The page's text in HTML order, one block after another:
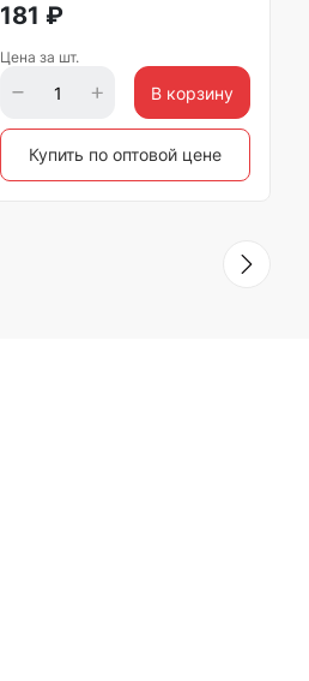
181 ₽
Цена за шт.
В корзину
Купить по оптовой цене